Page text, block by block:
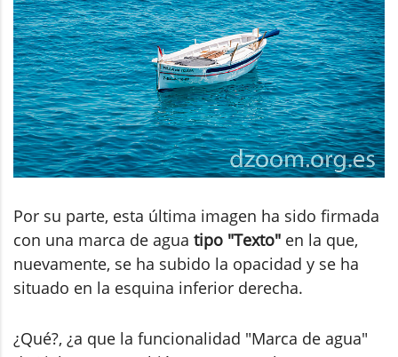
Por su parte, esta última imagen ha sido firmada
con una marca de agua tipo "Texto" en la que,
nuevamente, se ha subido la opacidad y se ha
situado en la esquina inferior derecha.
¿Qué?, ¿a que la funcionalidad "Marca de agua"